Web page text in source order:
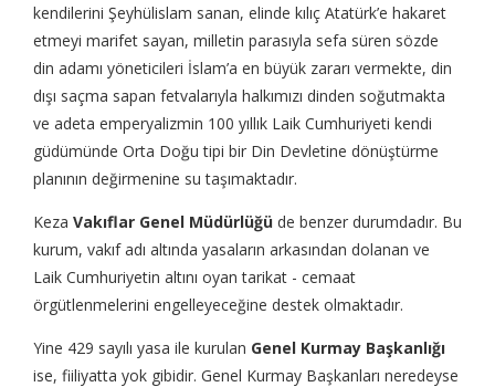
kendilerini Şeyhülislam sanan, elinde kılıç Atatürk’e hakaret
etmeyi marifet sayan, milletin parasıyla sefa süren sözde
din adamı yöneticileri İslam’a en büyük zararı vermekte, din
dışı saçma sapan fetvalarıyla halkımızı dinden soğutmakta
ve adeta emperyalizmin 100 yıllık Laik Cumhuriyeti kendi
güdümünde Orta Doğu tipi bir Din Devletine dönüştürme
planının değirmenine su taşımaktadır.
Keza Vakıflar Genel Müdürlüğü de benzer durumdadır. Bu
kurum, vakıf adı altında yasaların arkasından dolanan ve
Laik Cumhuriyetin altını oyan tarikat - cemaat
örgütlenmelerini engelleyeceğine destek olmaktadır.
Yine 429 sayılı yasa ile kurulan Genel Kurmay Başkanlığı
ise, fiiliyatta yok gibidir. Genel Kurmay Başkanları neredeyse